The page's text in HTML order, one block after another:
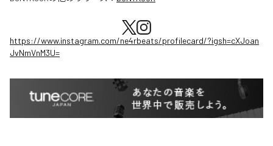
https://www.instagram.com/ne4rbeats/profilecard/?igsh=cXJoan
JvNmVnM3U=